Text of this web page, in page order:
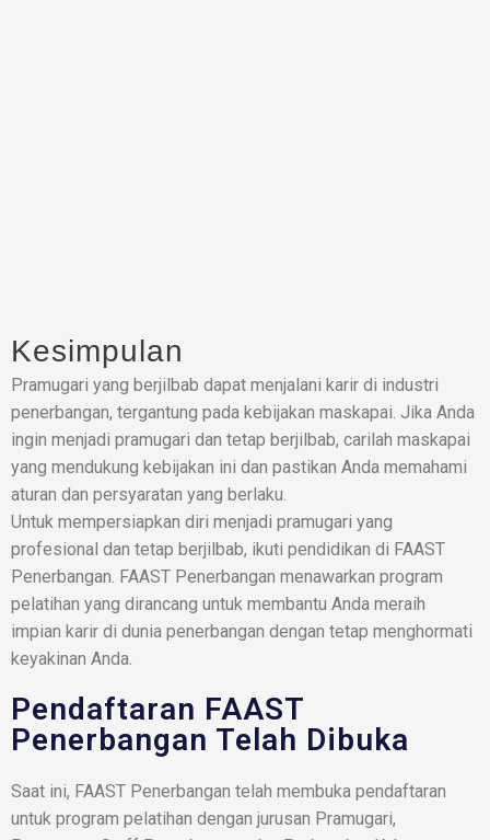
Kesimpulan
Pramugari yang berjilbab dapat menjalani karir di industri
penerbangan, tergantung pada kebijakan maskapai. Jika Anda
ingin menjadi pramugari dan tetap berjilbab, carilah maskapai
yang mendukung kebijakan ini dan pastikan Anda memahami
aturan dan persyaratan yang berlaku.
Untuk mempersiapkan diri menjadi pramugari yang
profesional dan tetap berjilbab, ikuti pendidikan di FAAST
Penerbangan. FAAST Penerbangan menawarkan program
pelatihan yang dirancang untuk membantu Anda meraih
impian karir di dunia penerbangan dengan tetap menghormati
keyakinan Anda.
Pendaftaran FAAST
Penerbangan Telah Dibuka
Saat ini, FAAST Penerbangan telah membuka pendaftaran
untuk program pelatihan dengan jurusan Pramugari,